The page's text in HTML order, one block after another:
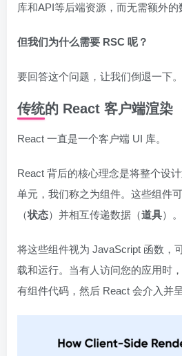
库和API等后端资源，而无需额外的
但我们为什么需要 RSC 呢？
要回答这个问题，让我们倒退一下。
传统的 React 客户端渲染
React 一直是一个客户端 UI 库。
React 背后的核心理念是将整个设
单元，我们称之为组件。这些组件
（状态）并相互传递数据（道具）。
将这些组件视为 JavaScript 函数，
载和运行。当有人访问您的应用时
有组件代码，然后 React 会介入并